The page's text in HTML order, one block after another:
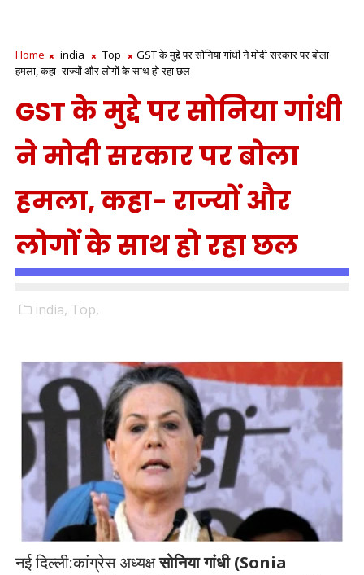
Home india Top
GST के मुद्दे पर सोनिया गांधी ने मोदी सरकार पर बोला
हमला, कहा- राज्यों और लोगों के साथ हो रहा छल
GST के मुद्दे पर सोनिया गांधी
ने मोदी सरकार पर बोला
हमला, कहा- राज्यों और
लोगों के साथ हो रहा छल
india, Top,
नई दिल्ली:कांग्रेस अध्यक्षसोनिया गांधी (Sonia